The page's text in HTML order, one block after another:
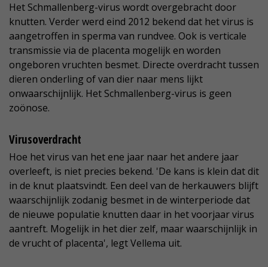
Het Schmallenberg-virus wordt overgebracht door
knutten. Verder werd eind 2012 bekend dat het virus is
aangetroffen in sperma van rundvee. Ook is verticale
transmissie via de placenta mogelijk en worden
ongeboren vruchten besmet. Directe overdracht tussen
dieren onderling of van dier naar mens lijkt
onwaarschijnlijk. Het Schmallenberg-virus is geen
zoönose.
Virusoverdracht
Hoe het virus van het ene jaar naar het andere jaar
overleeft, is niet precies bekend. 'De kans is klein dat dit
in de knut plaatsvindt. Een deel van de herkauwers blijft
waarschijnlijk zodanig besmet in de winterperiode dat
de nieuwe populatie knutten daar in het voorjaar virus
aantreft. Mogelijk in het dier zelf, maar waarschijnlijk in
de vrucht of placenta', legt Vellema uit.